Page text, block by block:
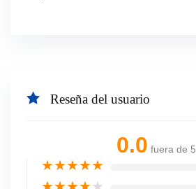
Reseña del usuario
0.0 fuera de 5
★★★★★